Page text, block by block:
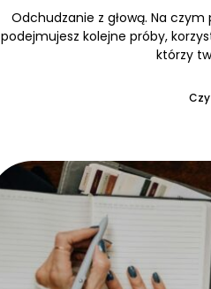
Odchudzanie z głową. Na
podejmujesz kolejne próby,
którzy